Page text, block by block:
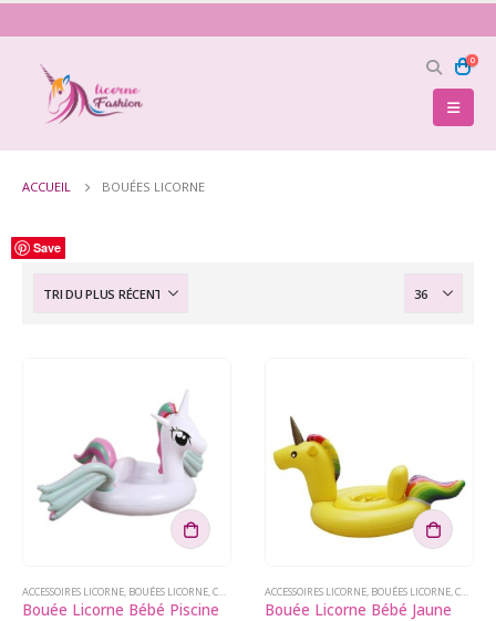
0
ACCUEIL BOUÉES LICORNE
Save
ACCESSOIRES LICORNE, BOUÉES LICORNE,COLLECTIONS LICORNE
Bouée Licorne Bébé Piscine
Save
ACCESSOIRES LICORNE, BOUÉES LICORNE,COLLECTIONS LICORNE
Bouée Licorne Bébé Jaune
Save
Save